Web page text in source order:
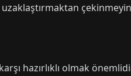
hazırlıklı olmak